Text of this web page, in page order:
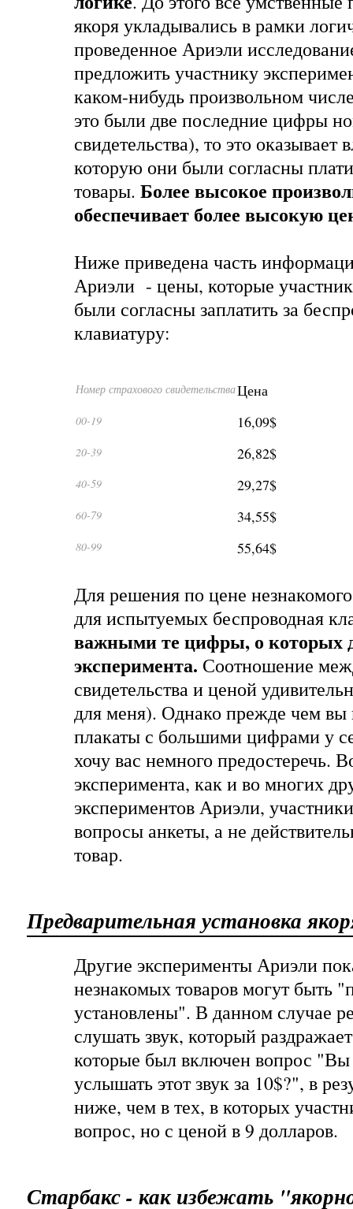
якоря укладывались в рамки
проведенное Ариэли
предложить участнику
каком-нибудь произвольном
это были две последние цифры
свидетельства), то это оказывает
которую они были согласны
товары. Более высокое
обеспечивает более высокую
Ниже приведена часть
Ариэли - цены, которые
были согласны заплатить за
клавиатуру:
Номер страхового свидетельстваЦена
00-19 16,09$
20-39 26,82$
40-59 29,27$
60-79 34,55$
80-99 55,64$
Для решения по цене
для испытуемых беспроводная
важными те цифры, о которых
эксперимента. Соотношение
свидетельства и ценой
для меня). Однако прежде чем вы
плакаты с большими цифрами у
хочу вас немного предостеречь.
эксперимента, как и во многих
экспериментов Ариэли,
вопросы анкеты, а не
товар.
Предварительная установка
Другие эксперименты Ариэли
незнакомых товаров могут быть
установлены". В данном случае
слушать звук, который
которые был включен вопрос
услышать этот звук за 10$?", в
ниже, чем в тех, в которых
вопрос, но с ценой в 9 долларов.
Старбакс - как избежать